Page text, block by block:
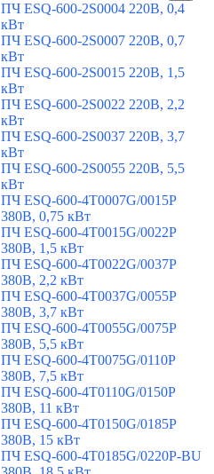
ПЧ ESQ-600-2S0004 220В, 0,4
кВт
ПЧ ESQ-600-2S0007 220В, 0,7
кВт
ПЧ ESQ-600-2S0015 220В, 1,5
кВт
ПЧ ESQ-600-2S0022 220В, 2,2
кВт
ПЧ ESQ-600-2S0037 220В, 3,7
кВт
ПЧ ESQ-600-2S0055 220В, 5,5
кВт
ПЧ ESQ-600-4T0007G/0015P
380В, 0,75 кВт
ПЧ ESQ-600-4T0015G/0022P
380В, 1,5 кВт
ПЧ ESQ-600-4T0022G/0037P
380В, 2,2 кВт
ПЧ ESQ-600-4T0037G/0055P
380В, 3,7 кВт
ПЧ ESQ-600-4T0055G/0075P
380В, 5,5 кВт
ПЧ ESQ-600-4T0075G/0110P
380В, 7,5 кВт
ПЧ ESQ-600-4T0110G/0150P
380В, 11 кВт
ПЧ ESQ-600-4T0150G/0185P
380В, 15 кВт
ПЧ ESQ-600-4T0185G/0220P-BU